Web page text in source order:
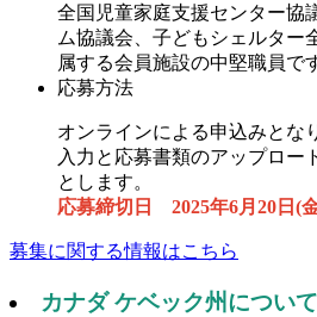
全国児童家庭支援センター協
ム協議会、子どもシェルター
属する会員施設の中堅職員で
応募方法
オンラインによる申込みとな
入力と応募書類のアップロー
とします。
応募締切日 2025年6月 20 日(
募集に関する情報はこちら
カナダ ケベック州について